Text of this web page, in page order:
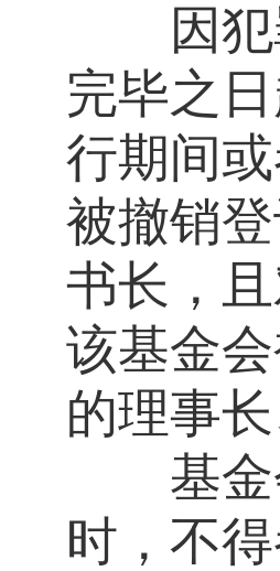
因犯
完毕之
行期间
被撤销
书长，
该基金
的理事
基金会
时，不